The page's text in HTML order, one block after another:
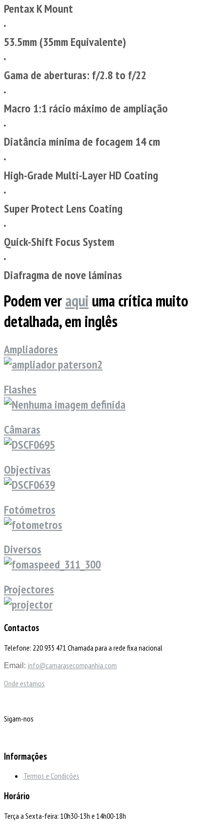
Pentax K Mount
53.5mm (35mm Equivalente)
Gama de aberturas: f/2.8 to f/22
Macro 1:1 rácio máximo de ampliação
Diatância mínima de focagem 14 cm
High-Grade Multi-Layer HD Coating
Super Protect Lens Coating
Quick-Shift Focus System
Diafragma de nove láminas
Podem veraqui uma crítica muito
detalhada, em inglês
Ampliadores
Flashes
Câmaras
Objectivas
Fotómetros
Diversos
Projectores
Contactos
Telefone: 220 935 471 Chamada para a rede fixa nacional
Email: info@camarasecompanhia.com
Onde estamos
Sigam-nos
Informações
Termos e Condições
Horário
Terça a Sexta-feira: 10h30-13h e 14h00-18h